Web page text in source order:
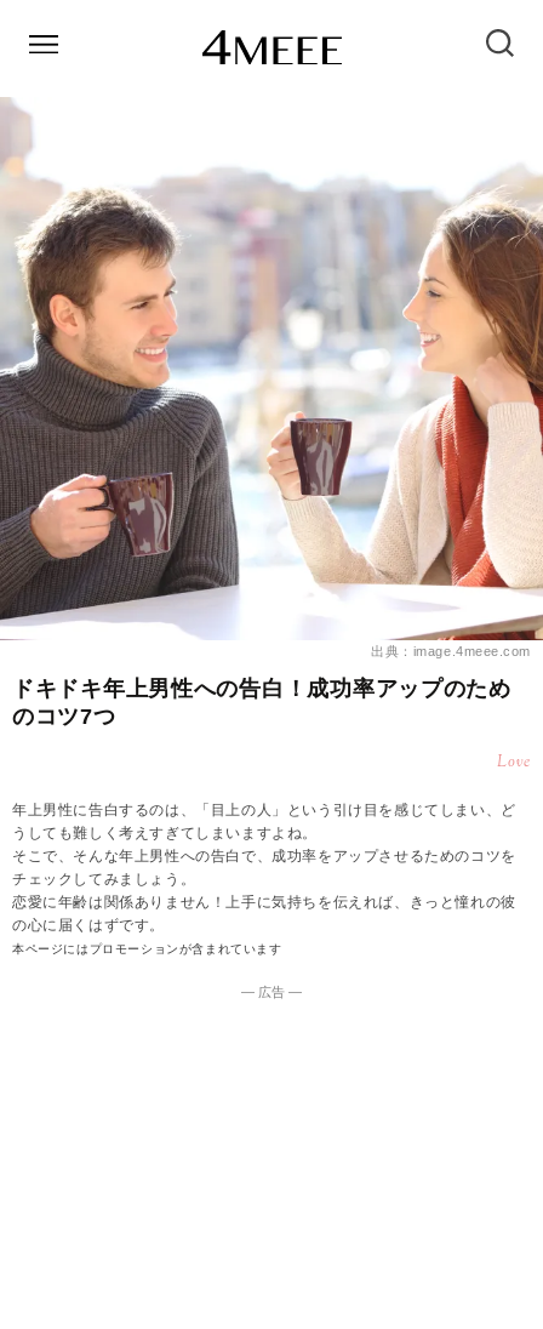
出典：image.4meee.com
ドキドキ年上男性への告白！成功率アップのため
のコツ7つ
Love
年上男性に告白するのは、「目上の人」という引け目を感じてしまい、ど
うしても難しく考えすぎてしまいますよね。
そこで、そんな年上男性への告白で、成功率をアップさせるためのコツを
チェックしてみましょう。
恋愛に年齢は関係ありません！上手に気持ちを伝えれば、きっと憧れの彼
の心に届くはずです。
本ページにはプロモーションが含まれています
― 広告 ―